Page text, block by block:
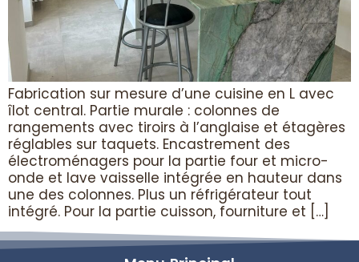
Fabrication sur mesure d’une cuisine en L avec
îlot central. Partie murale : colonnes de
rangements avec tiroirs à l’anglaise et étagères
réglables sur taquets. Encastrement des
électroménagers pour la partie four et micro-
onde et lave vaisselle intégrée en hauteur dans
une des colonnes. Plus un réfrigérateur tout
intégré. Pour la partie cuisson, fourniture et […]